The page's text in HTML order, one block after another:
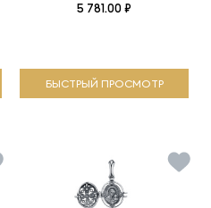
5 781.00 ₽
БЫСТРЫЙ ПРОСМОТР